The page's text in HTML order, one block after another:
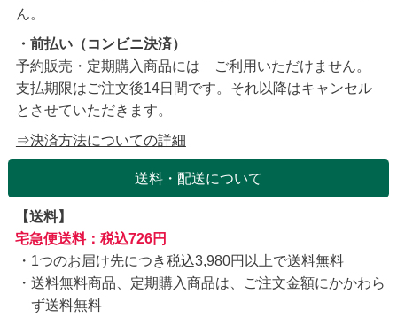
ん。
・前払い（コンビニ決済）
予約販売・定期購入商品には ご利用いただけません。
支払期限はご注文後14日間です。それ以降はキャンセル
とさせていただきます。
⇒決済方法についての詳細
送料・配送について
【送料】
宅急便送料：税込726円
1つのお届け先につき税込3,980円以上で送料無料
送料無料商品、定期購入商品は、ご注文金額にかかわら
ず送料無料